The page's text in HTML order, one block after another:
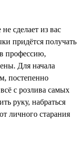
сделает из вас
придётся получать
профессию,
Для начала
постепенно
с розлива самых
руку, набраться
личного старания